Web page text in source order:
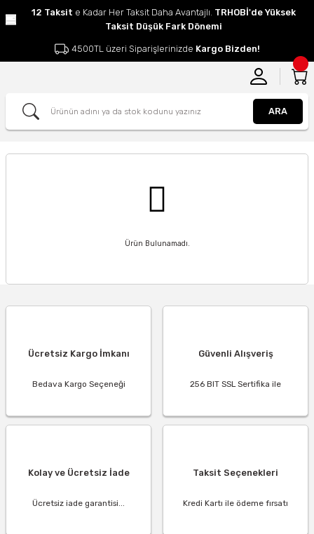
12 Taksit e Kadar Her Taksit Daha Avantajlı. TRHOBİ'de Yüksek
Taksit Düşük Fark Dönemi
4500TL üzeri Siparişlerinizde Kargo Bizden!
ARA
Ürün Bulunamadı.
Ücretsiz Kargo İmkanı
Bedava Kargo Seçeneği
Güvenli Alışveriş
256 BIT SSL Sertifika ile
Kolay ve Ücretsiz İade
Ücretsiz iade garantisi...
Taksit Seçenekleri
Kredi Kartı ile ödeme fırsatı